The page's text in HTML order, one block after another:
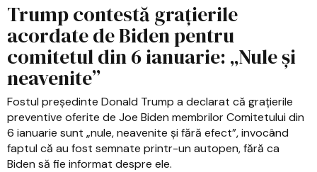
Trump contestă grațierile
acordate de Biden pentru
comitetul din 6 ianuarie: „Nule și
neavenite”
Fostul președinte Donald Trump a declarat că grațierile
preventive oferite de Joe Biden membrilor Comitetului din
6 ianuarie sunt „nule, neavenite și fără efect”, invocând
faptul că au fost semnate printr-un autopen, fără ca
Biden să fie informat despre ele.